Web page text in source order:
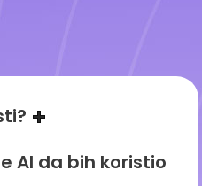
AI da bih koristio